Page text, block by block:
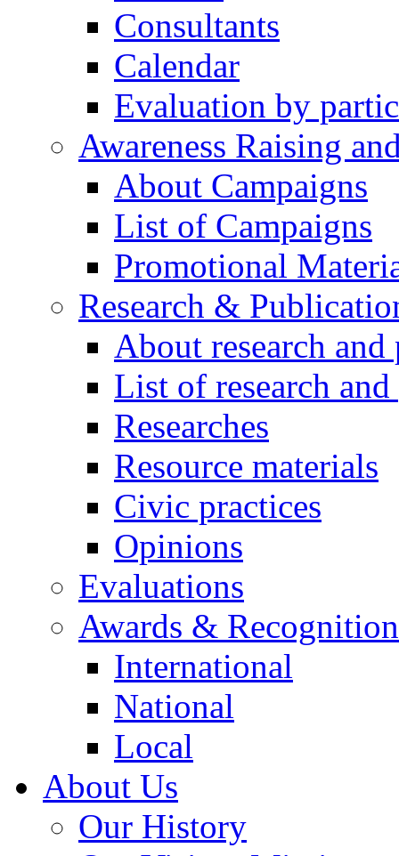
Consultants
Calendar
Evaluation by
Awareness Raising
About Campaigns
List of Campaigns
Promotional
Research &
About research
List of research
Researches
Resource materials
Civic practices
Opinions
Evaluations
Awards &
International
National
Local
About Us
Our History